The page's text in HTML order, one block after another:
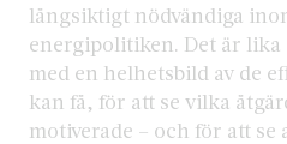
långsiktigt nödvändiga
energipolitiken. Det är lika
med en helhetsbild av de
kan få, för att se vilka
motiverade – och för att se